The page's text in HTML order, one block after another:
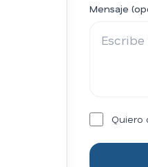
Mensaje
Quiero